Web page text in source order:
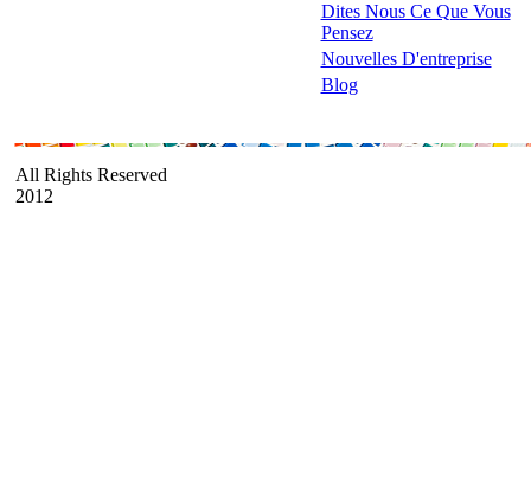
Dites Nous Ce Que Vous
Pensez
Nouvelles D'entreprise
Blog
All Rights Reserved
2012